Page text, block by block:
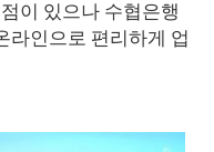
이 있으나 수협은행
라인으로 편리하게 업